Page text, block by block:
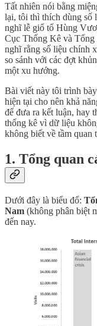
Tất nhiên nói bằng
lại, tôi thì thích dùng số
nghĩ lễ giổ tổ Hùng
Cục Thống Kê và
nghĩ rằng số liệu chính
so sánh với các đợt
một xu hướng.
Bài viết này tôi trình
hiện tại cho nên khả
để đưa ra kết luận, hay
thống kê vì dữ liệu
không biết về tầm quan
1. Tổng quan
Dưới đây là biểu đổ:
Nam (không phân biệt
đến nay.